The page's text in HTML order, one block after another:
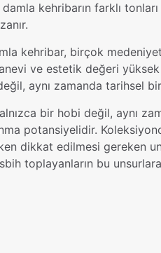
damla kehribarın farklı
kehribar, birçok
ve estetik değeri
aynı zamanda tarihsel
bir hobi değil, aynı
potansiyelidir.
dikkat edilmesi gereken
toplayanların bu